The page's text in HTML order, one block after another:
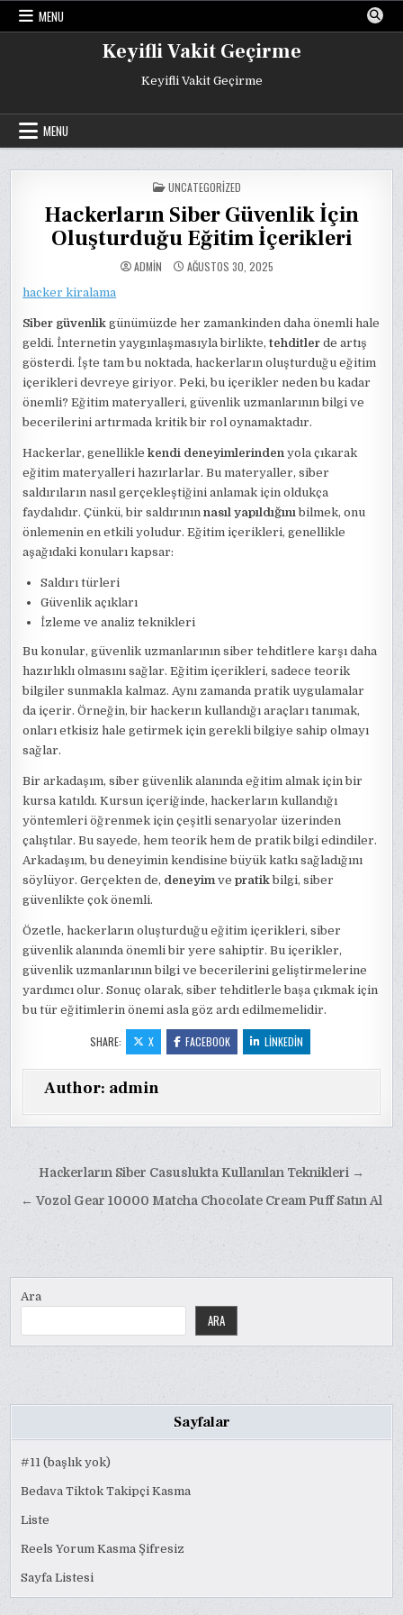
Skip
MENU
Keyifli Vakit Geçirme
Keyifli Vakit Geçirme
MENU
POSTED
IN
UNCATEGORIZED
Hackerların Siber Güvenlik İçin
Oluşturduğu Eğitim İçerikleri
ADMIN AĞUSTOS 30, 2025
hacker kiralama
Siber güvenlik günümüzde her zamankinden daha önemli hale
geldi. İnternetin yaygınlaşmasıyla birlikte,tehditler de artış
gösterdi. İşte tam bu noktada, hackerların oluşturduğu eğitim
içerikleri devreye giriyor. Peki, bu içerikler neden bu kadar
önemli? Eğitim materyalleri, güvenlik uzmanlarının bilgi ve
becerilerini artırmada kritik bir rol oynamaktadır.
Hackerlar, genelliklekendi deneyimlerinden yola çıkarak
eğitim materyalleri hazırlarlar. Bu materyaller, siber
saldırıların nasıl gerçekleştiğini anlamak için oldukça
faydalıdır. Çünkü, bir saldırınınnasıl yapıldığınıbilmek, onu
önlemenin en etkili yoludur. Eğitim içerikleri, genellikle
aşağıdaki konuları kapsar:
Saldırı türleri
Güvenlik açıkları
İzleme ve analiz teknikleri
Bu konular, güvenlik uzmanlarının siber tehditlere karşı daha
hazırlıklı olmasını sağlar. Eğitim içerikleri, sadece teorik
bilgiler sunmakla kalmaz. Aynı zamanda pratik uygulamalar
da içerir. Örneğin, bir hackerın kullandığı araçları tanımak,
onları etkisiz hale getirmek için gerekli bilgiye sahip olmayı
sağlar.
Bir arkadaşım, siber güvenlik alanında eğitim almak için bir
kursa katıldı. Kursun içeriğinde, hackerların kullandığı
yöntemleri öğrenmek için çeşitli senaryolar üzerinden
çalıştılar. Bu sayede, hem teorik hem de pratik bilgi edindiler.
Arkadaşım, bu deneyimin kendisine büyük katkı sağladığını
söylüyor. Gerçekten de, deneyimvepratikbilgi, siber
güvenlikte çok önemli.
Özetle, hackerların oluşturduğu eğitim içerikleri, siber
güvenlik alanında önemli bir yere sahiptir. Bu içerikler,
güvenlik uzmanlarının bilgi ve becerilerini geliştirmelerine
yardımcı olur. Sonuç olarak, siber tehditlerle başa çıkmak için
bu tür eğitimlerin önemi asla göz ardı edilmemelidir.
SHARE: X FACEBOOK LINKEDIN
Author: admin
Yazı
gezinmesi
Hackerların Siber Casuslukta Kullanılan Teknikleri →
← Vozol Gear 10000 Matcha Chocolate Cream Puff Satın Al
Ara
ARA
Sayfalar
#11 (başlık yok)
Bedava Tiktok Takipçi Kasma
Liste
Reels Yorum Kasma Şifresiz
Sayfa Listesi